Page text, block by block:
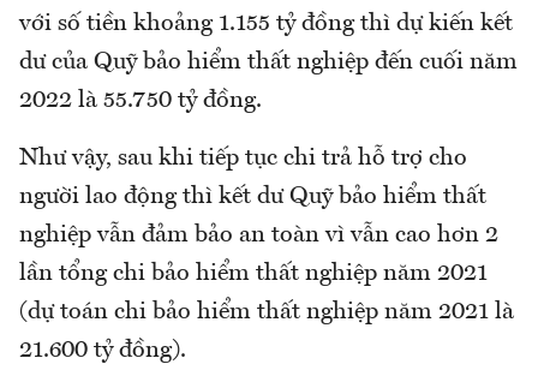
với số tiền khoảng 1.155 tỷ đồng thì dự kiến kết
dư của Quỹ bảo hiểm thất nghiệp đến cuối năm
2022 là 55.750 tỷ đồng.
Như vậy, sau khi tiếp tục chi trả hỗ trợ cho
người lao động thì kết dư Quỹ bảo hiểm thất
nghiệp vẫn đảm bảo an toàn vì vẫn cao hơn 2
lần tổng chi bảo hiểm thất nghiệp năm 2021
(dự toán chi bảo hiểm thất nghiệp năm 2021 là
21.600 tỷ đồng).